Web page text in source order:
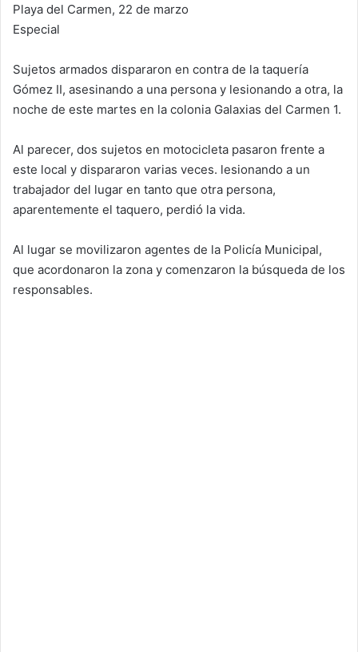
Playa del Carmen, 22 de marzo
Especial
Sujetos armados dispararon en contra de la taquería
Gómez II, asesinando a una persona y lesionando a otra, la
noche de este martes en la colonia Galaxias del Carmen 1.
Al parecer, dos sujetos en motocicleta pasaron frente a
este local y dispararon varias veces. lesionando a un
trabajador del lugar en tanto que otra persona,
aparentemente el taquero, perdió la vida.
Al lugar se movilizaron agentes de la Policía Municipal,
que acordonaron la zona y comenzaron la búsqueda de los
responsables.